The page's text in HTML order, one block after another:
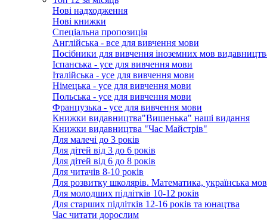
Нові надходження
Нові книжки
Спеціальна пропозиція
Англійська - все для вивчення мови
Посібники для вивчення іноземних мов
Іспанська - усе для вивчення мови
Італійська - усе для вивчення мови
Німецька - усе для вивчення мови
Польська - усе для вивчення мови
Французька - усе для вивчення мови
Книжки видавництва"Вишенька" наші видання
Книжки видавництва "Час Майстрів"
Для малечі до 3 років
Для дітей від 3 до 6 років
Для дітей від 6 до 8 років
Для читачів 8-10 років
Для розвитку школярів. Математика, українська
Для молодших підлітків 10-12 років
Для старших підлітків 12-16 років та юнацтва
Час читати дорослим